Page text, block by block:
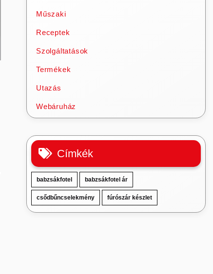
Műszaki
Receptek
Szolgáltatások
Termékek
Utazás
Webáruház
Címkék
babzsákfotel babzsákfotel ár
csődbűncselekmény fúrószár készlet